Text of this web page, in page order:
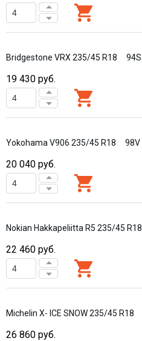
Bridgestone VRX 235/45 R18 94S
19 430 руб.
Yokohama V906 235/45 R18 98V
20 040 руб.
Nokian Hakkapeliitta R5 235/45 R18
22 460 руб.
Michelin X- ICE SNOW 235/45 R18
26 860 руб.